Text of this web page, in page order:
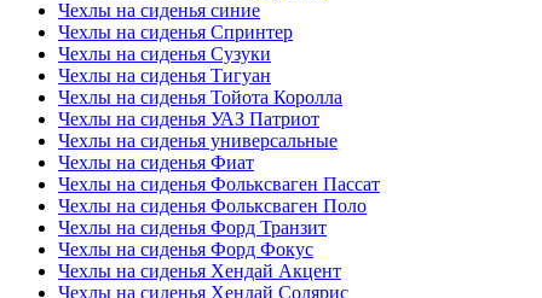
Чехлы на сиденья синие
Чехлы на сиденья Спринтер
Чехлы на сиденья Сузуки
Чехлы на сиденья Тигуан
Чехлы на сиденья Тойота Королла
Чехлы на сиденья УАЗ Патриот
Чехлы на сиденья универсальные
Чехлы на сиденья Фиат
Чехлы на сиденья Фольксваген Пассат
Чехлы на сиденья Фольксваген Поло
Чехлы на сиденья Форд Транзит
Чехлы на сиденья Форд Фокус
Чехлы на сиденья Хендай Акцент
Чехлы на сиденья Хендай Солярис